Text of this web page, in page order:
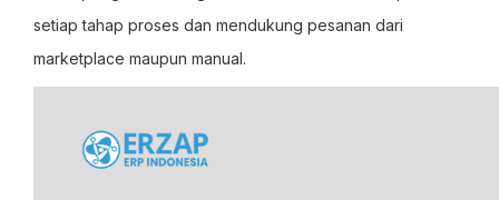
setiap tahap proses dan mendukung pesanan dari
marketplace maupun manual.